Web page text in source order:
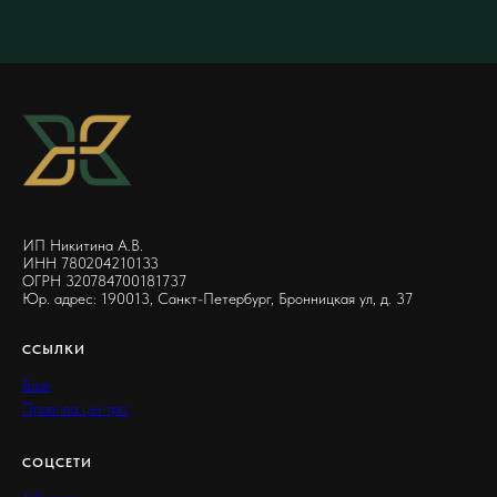
ИП Никитина А.В.
ИНН 780204210133
ОГРН 320784700181737
Юр. адрес: 190013, Санкт-Петербург, Бронницкая ул, д. 37
ССЫЛКИ
Блог
Правила центра
СОЦСЕТИ